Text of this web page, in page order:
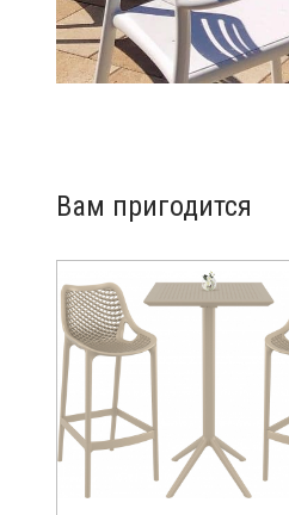
Вам пригодится